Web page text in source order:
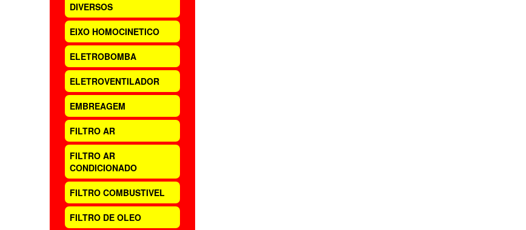
DIVERSOS
EIXO HOMOCINETICO
ELETROBOMBA
ELETROVENTILADOR
EMBREAGEM
FILTRO AR
FILTRO AR
CONDICIONADO
FILTRO COMBUSTIVEL
FILTRO DE OLEO